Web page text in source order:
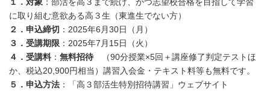
１．対象 ：部活を高３まで続け、かつ志望校合格を目指して学習
に取り組む意欲ある高３生（東進生でない方）
２．申込締切 ：2025年6月30日（月）
３．受講期限 ：2025年7月15日（火）
４．受講料 ： 無料招待（90分授業×5回＋講座修了判定テストほ
か、税込20,900円相当）講習入会金・テキスト料等も無料です。
５．申込方法 ：「高３部活生特別招待講習」ウェブサイト